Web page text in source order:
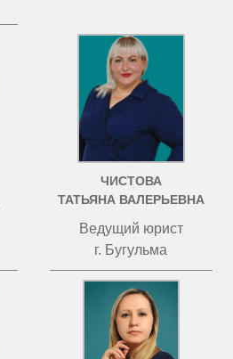
ЧИСТОВА
ТАТЬЯНА ВАЛЕРЬЕВНА
Ведущий юрист
г. Бугульма